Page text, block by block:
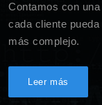
Contamos con
cada cliente
más complejo.
Leer más